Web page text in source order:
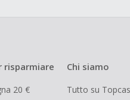
risparmiare
20 €
Chi siamo
Tutto su